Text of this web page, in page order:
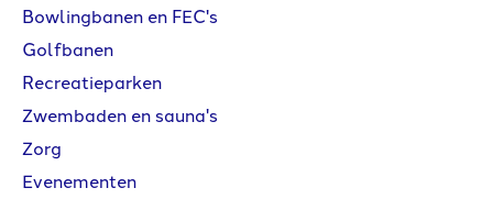
Bowlingbanen en FEC's
Golfbanen
Recreatieparken
Zwembaden en sauna's
Zorg
Evenementen